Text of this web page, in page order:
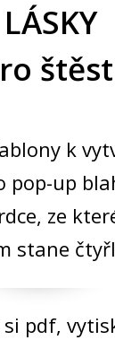
k
pop-up
ze
stane
pdf,